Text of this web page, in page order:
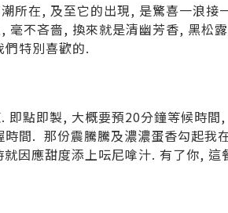
所在, 及至它的出現, 是驚喜一浪接
, 毫不吝嗇, 換來就是清幽芳香, 黑松
特別喜歡的.
. 即點即製, 大概要預20分鐘等候時間,
時間. 那份震騰騰及濃濃蛋香勾起我
就因應甜度添上呍尼嗱汁. 有了你, 這